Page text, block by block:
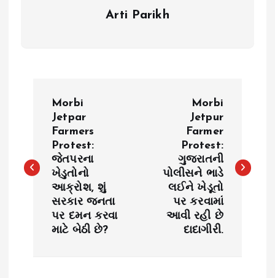
Arti Parikh
s
t
Morbi
Jetpar
Farmers
Protest:
જેતપરના
ખેડુતોનો
આક્રોશ, શું
સરકાર જનતા
પર દમન કરવા
માટે બેઠી છે?
Morbi
Jetpur
Farmer
Protest:
ગુજરાતની
પોલીસને ભાડે
લઈને ખેડૂતો
પર કરવામાં
આવી રહી છે
દાદાગીરી.